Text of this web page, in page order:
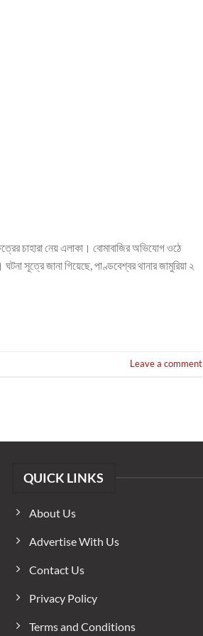
চাহারা নেয় এলাকা। বোমাবাজির অভিযোগ ওঠে
সূত্রে জানা গিয়েছে, পাণ্ডবেশ্বর থানার জামুরিয়া ২
Leave a comment
QUICK LINKS
About Us
Advertise With Us
Contact Us
Privacy Policy
Terms and Conditions